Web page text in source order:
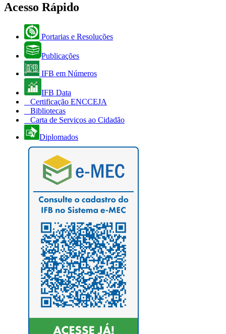
Acesso Rápido
Portarias e Resoluções
Publicações
IFB em Números
IFB Data
Certificação ENCCEJA
Bibliotecas
Carta de Serviços ao Cidadão
Diplomados